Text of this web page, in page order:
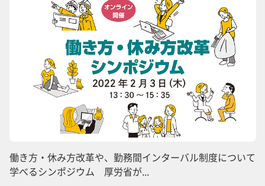
働き方・休み方改革や、勤務間インターバル制度について
学べるシンポジウム 厚労省が...